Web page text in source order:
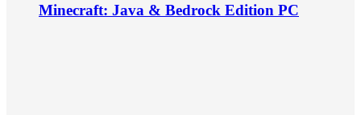
Minecraft: Java & Bedrock Edition PC